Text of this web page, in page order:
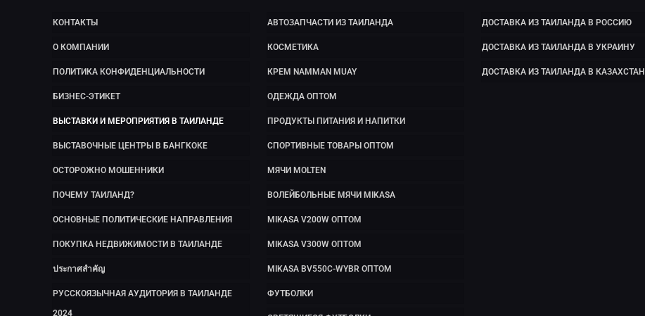
КОНТАКТЫ
О КОМПАНИИ
ПОЛИТИКА КОНФИДЕНЦИАЛЬНОСТИ
БИЗНЕС-ЭТИКЕТ
ВЫСТАВКИ И МЕРОПРИЯТИЯ В ТАИЛАНДЕ
ВЫСТАВОЧНЫЕ ЦЕНТРЫ В БАНГКОКЕ
ОСТОРОЖНО МОШЕННИКИ
ПОЧЕМУ ТАИЛАНД?
ОСНОВНЫЕ ПОЛИТИЧЕСКИЕ НАПРАВЛЕНИЯ
ПОКУПКА НЕДВИЖИМОСТИ В ТАИЛАНДЕ
ประกาศสำคัญ
РУССКОЯЗЫЧНАЯ АУДИТОРИЯ В ТАИЛАНДЕ
2024
АВТОЗАПЧАСТИ ИЗ ТАИЛАНДА
КОСМЕТИКА
КРЕМ NAMMAN MUAY
ОДЕЖДА ОПТОМ
ПРОДУКТЫ ПИТАНИЯ И НАПИТКИ
СПОРТИВНЫЕ ТОВАРЫ ОПТОМ
МЯЧИ MOLTEN
ВОЛЕЙБОЛЬНЫЕ МЯЧИ MIKASA
MIKASA V200W ОПТОМ
MIKASA V300W ОПТОМ
MIKASA BV550C-WYBR ОПТОМ
ФУТБОЛКИ
ДОСТАВКА ИЗ ТАИЛАНДА В РОССИЮ
ДОСТАВКА ИЗ ТАИЛАНДА В УКРАИНУ
ДОСТАВКА ИЗ ТАИЛАНДА В КАЗАХСТАН